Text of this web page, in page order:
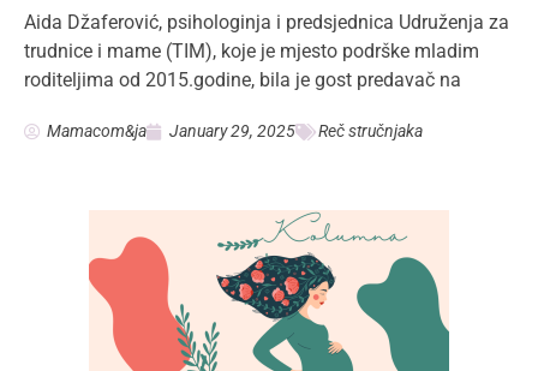
pitanje, koja me je tog ranog jutra pripremala za
intervenciju. “Prababa je imala sestru bliznakinju”
Dragana Minić Stefanović December 26, 2024 Kolumna